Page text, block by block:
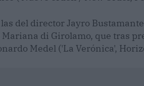
del director Jayro
di Girolamo, que tras
Medel ('La Verónica',